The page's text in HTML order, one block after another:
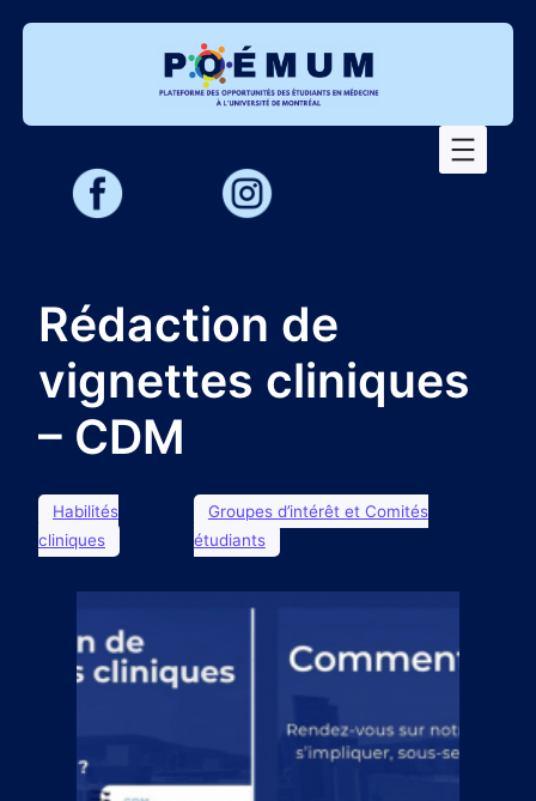
Aller
Rédaction de
vignettes cliniques
– CDM
Habilités
cliniques
Groupes d’intérêt et Comités
étudiants